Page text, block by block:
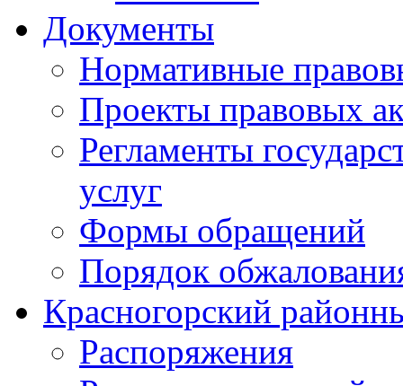
Документы
Нормативные
Проекты правовых
Регламенты
услуг
Формы обращений
Порядок
Красногорский
Распоряжения